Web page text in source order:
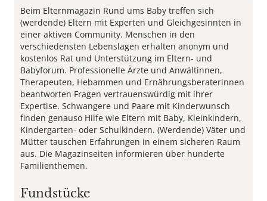
Beim Elternmagazin Rund ums Baby treffen sich
(werdende) Eltern mit Experten und Gleichgesinnten in
einer aktiven Community. Menschen in den
verschiedensten Lebenslagen erhalten anonym und
kostenlos Rat und Unterstützung im Eltern- und
Babyforum. Professionelle Ärzte und Anwältinnen,
Therapeuten, Hebammen und Ernährungsberaterinnen
beantworten Fragen vertrauenswürdig mit ihrer
Expertise. Schwangere und Paare mit Kinderwunsch
finden genauso Hilfe wie Eltern mit Baby, Kleinkindern,
Kindergarten- oder Schulkindern. (Werdende) Väter und
Mütter tauschen Erfahrungen in einem sicheren Raum
aus. Die Magazinseiten informieren über hunderte
Familienthemen.
Fundstücke